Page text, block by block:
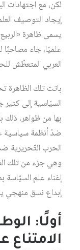
لكن، مع اجتهادات
إيجاد التوصيف
يسمى ظاهرة
علميًا، جاء
العربي المتعطّش
باتت تلك الظاهرة
السيّاسية إلى كثير
بها من ظواهر، ذلك
ضدّ أنظمة سياسية
الحرب التّحريرية
وهي جزء من تلك
إغناء علم
إبداع نسق منهجي
أولًا:
الامتناع